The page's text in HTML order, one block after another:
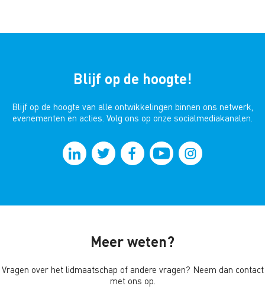
Blijf op de hoogte!
Blijf op de hoogte van alle ontwikkelingen binnen ons netwerk,
evenementen en acties. Volg ons op onze socialmediakanalen.
Meer weten?
Vragen over het lidmaatschap of andere vragen? Neem dan contact
met ons op.